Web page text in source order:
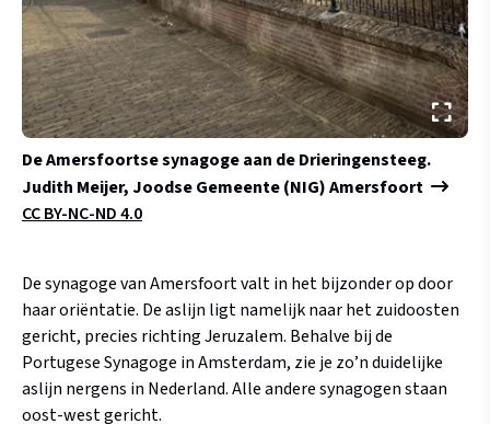
De Amersfoortse synagoge aan de Drieringensteeg.
Judith Meijer, Joodse Gemeente (NIG) Amersfoort
CC BY-NC-ND 4.0
De synagoge van Amersfoort valt in het bijzonder op door
haar oriëntatie. De aslijn ligt namelijk naar het zuidoosten
gericht, precies richting Jeruzalem. Behalve bij de
Portugese Synagoge in Amsterdam, zie je zo’n duidelijke
aslijn nergens in Nederland. Alle andere synagogen staan
oost-west gericht.